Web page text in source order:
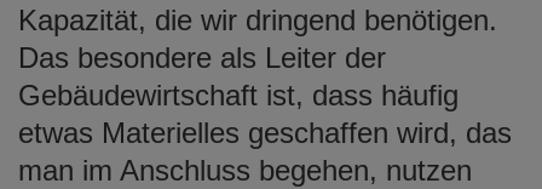
Kapazität, die wir dringend benötigen.
Das besondere als Leiter der
Gebäudewirtschaft ist, dass häufig
etwas Materielles geschaffen wird, das
man im Anschluss begehen, nutzen